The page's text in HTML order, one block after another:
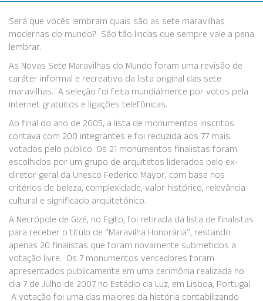
Será que vocês lembram quais são as sete maravilhas
modernas do mundo? São tão lindas que sempre vale a pena
lembrar.
As Novas Sete Maravilhas do Mundo foram uma revisão de
caráter informal e recreativo da lista original das sete
maravilhas. A seleção foi feita mundialmente por votos pela
internet gratuitos e ligações telefônicas.
Ao final do ano de 2005, a lista de monumentos inscritos
contava com 200 integrantes e foi reduzida aos 77 mais
votados pelo público. Os 21 monumentos finalistas foram
escolhidos por um grupo de arquitetos liderados pelo ex-
diretor geral da Unesco Federico Mayor, com base nos
critérios de beleza, complexidade, valor histórico, relevância
cultural e significado arquitetônico.
A Necrópole de Gizé, no Egito, foi retirada da lista de finalistas
para receber o título de “Maravilha Honorária”, restando
apenas 20 finalistas que foram novamente submetidos a
votação livre. Os 7 monumentos vencedores foram
apresentados publicamente em uma cerimônia realizada no
dia 7 de Julho de 2007 no Estádio da Luz, em Lisboa, Portugal.
A votação foi uma das maiores da história contabilizando